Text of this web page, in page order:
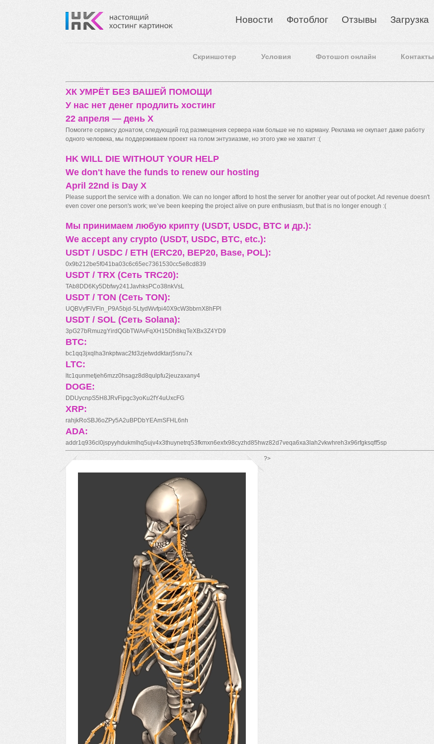
Новости Фотоблог Отзывы Загрузка
Скриншотер Условия Фотошоп онлайн Контакты
ХК УМРЁТ БЕЗ ВАШЕЙ ПОМОЩИ
У нас нет денег продлить хостинг
22 апреля — день X
Помогите сервису донатом, следующий год размещения сервера нам больше не по карману. Реклама не окупает даже работу
одного человека, мы поддерживаем проект на голом энтузиазме, но этого уже не хватит :(
HK WILL DIE WITHOUT YOUR HELP
We don't have the funds to renew our hosting
April 22nd is Day X
Please support the service with a donation. We can no longer afford to host the server for another year out of pocket. Ad revenue doesn't
even cover one person's work; we’ve been keeping the project alive on pure enthusiasm, but that is no longer enough :(
Мы принимаем любую крипту (USDT, USDC, BTC и др.):
We accept any crypto (USDT, USDC, BTC, etc.):
USDT / USDC / ETH (ERC20, BEP20, Base, POL):
0x9b212be5f041ba03c6c65ec7361530cc5e8cd839
USDT / TRX (Сеть TRC20):
TAb8DD6Ky5Dbfwy241JavhksPCo38nkVsL
USDT / TON (Сеть TON):
UQBVyfFlVFln_P9A5bjd-5LtydWvfpi40X9cW3bbrnX8hFPl
USDT / SOL (Сеть Solana):
3pG27bRmuzgYirdQGbTWAvFqXH15Dh8kqTeXBx3Z4YD9
BTC:
bc1qq3jxqlha3nkptwac2fd3zjetwddktarj5snu7x
LTC:
ltc1qunmetjeh6mzz0hsagz8d8qulpfu2jeuzaxany4
DOGE:
DDUycnpS5H8JRvFipgc3yoKu2fY4uUxcFG
XRP:
rahjkRoSBJ6oZPy5A2uBPDbYEAmSFHL6nh
ADA:
addr1q936cl0jspyyhdukmlhq5ujv4x3thuynetrq53fkmxn6exfx98cyzhd85hwz82d7veqa6xa3lah2vkwhreh3x96rfgksqff5sp
*/ ?>